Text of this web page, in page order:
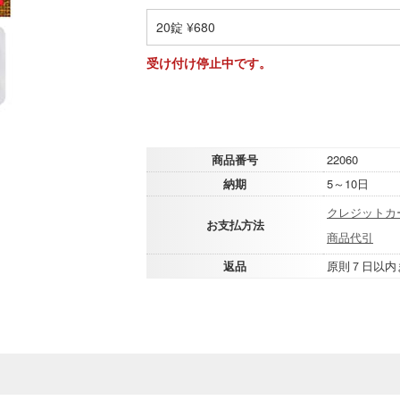
20錠 ¥680
受け付け停止中です。
商品番号
22060
納期
5～10日
お支払方法
クレジットカ
商品代引
返品
原則７日以